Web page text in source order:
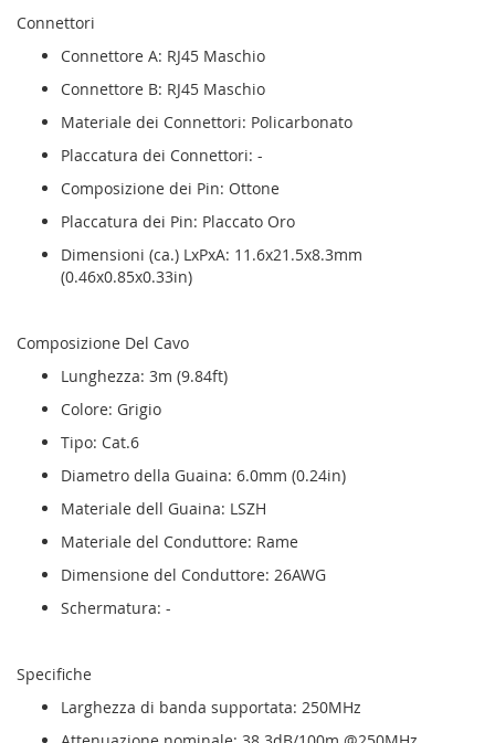
Connettori
Connettore A: RJ45 Maschio
Connettore B: RJ45 Maschio
Materiale dei Connettori: Policarbonato
Placcatura dei Connettori: -
Composizione dei Pin: Ottone
Placcatura dei Pin: Placcato Oro
Dimensioni (ca.) LxPxA: 11.6x21.5x8.3mm
(0.46x0.85x0.33in)
Composizione Del Cavo
Lunghezza: 3m (9.84ft)
Colore: Grigio
Tipo: Cat.6
Diametro della Guaina: 6.0mm (0.24in)
Materiale dell Guaina: LSZH
Materiale del Conduttore: Rame
Dimensione del Conduttore: 26AWG
Schermatura: -
Specifiche
Larghezza di banda supportata: 250MHz